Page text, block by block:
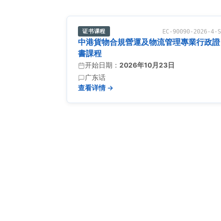
证书课程 EC-90090-2026-4-
中港貨物合規營運及物流管理專業行政證
書課程
开始日期： 2026年10月23日
广东话
查看详情 →